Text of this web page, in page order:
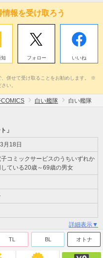
報を受け取ろう
フォロー いいね
併せて受け取ることをお勧めします。 ※
い。
白い艦隊 白い艦隊
」
月18日
コミックサービスのうちいずれか
ている20歳～69歳の男女
詳細表示▼
TL BL オトナ